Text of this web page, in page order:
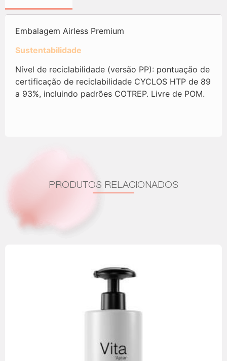
Embalagem Airless Premium
Sustentabilidade
Nível de reciclabilidade (versão PP): pontuação de
certificação de reciclabilidade CYCLOS HTP de 89
a 93%, incluindo padrões COTREP. Livre de POM.
PRODUTOS RELACIONADOS